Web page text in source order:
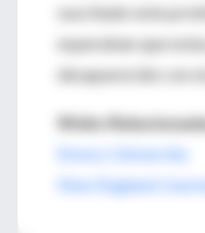
suscitado este
esperaban que
desaparecido con
Webs
Emory University
New England